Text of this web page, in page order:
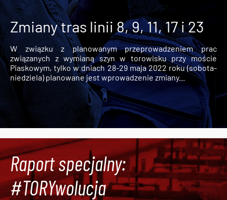
Zmiany tras linii 8, 9, 11, 17 i 23
W związku z planowanym przeprowadzeniem prac
związanych z wymianą szyn w torowisku przy moście
Piaskowym, tylko w dniach 28-29 maja 2022 roku (sobota-
niedziela) planowane jest wprowadzenie zmiany...
Raport specjalny:
#TORYwolucja